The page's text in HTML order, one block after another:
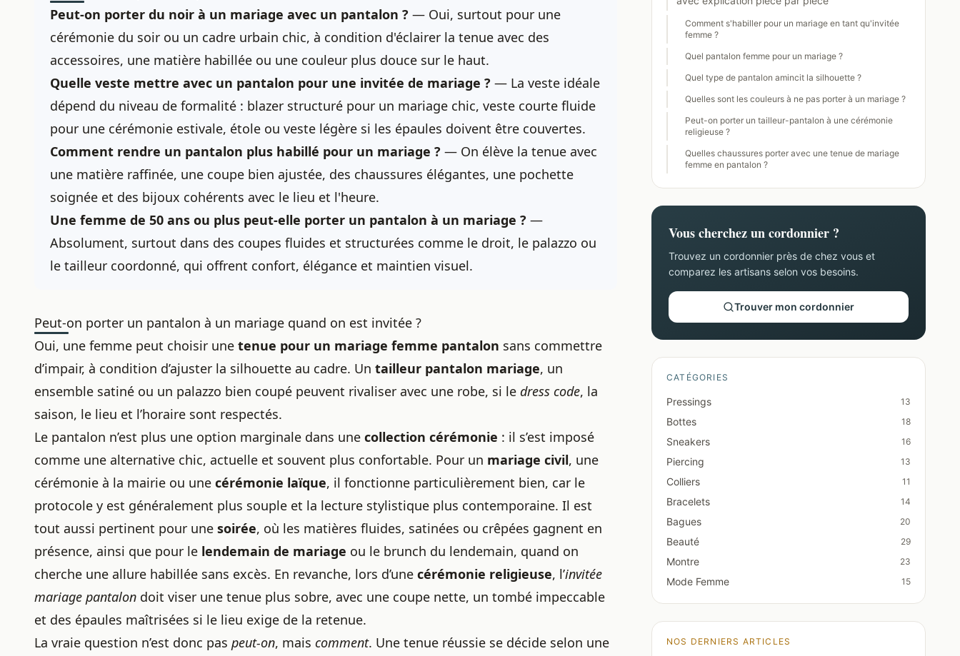
Peut-on porter du noir à un mariage avec un pantalon ? — Oui, surtout pour une
cérémonie du soir ou un cadre urbain chic, à condition d'éclairer la tenue avec des
accessoires, une matière habillée ou une couleur plus douce sur le haut.
Quelle veste mettre avec un pantalon pour une invitée de mariage ? — La veste idéale
dépend du niveau de formalité : blazer structuré pour un mariage chic, veste courte fluide
pour une cérémonie estivale, étole ou veste légère si les épaules doivent être couvertes.
Comment rendre un pantalon plus habillé pour un mariage ? — On élève la tenue avec
une matière raffinée, une coupe bien ajustée, des chaussures élégantes, une pochette
soignée et des bijoux cohérents avec le lieu et l'heure.
Une femme de 50 ans ou plus peut-elle porter un pantalon à un mariage ? —
Absolument, surtout dans des coupes fluides et structurées comme le droit, le palazzo ou
le tailleur coordonné, qui offrent confort, élégance et maintien visuel.
Peut-on porter un pantalon à un mariage quand on est invitée ?
Oui, une femme peut choisir une tenue pour un mariage femme pantalon sans commettre
d’impair, à condition d’ajuster la silhouette au cadre. Un tailleur pantalon mariage, un
ensemble satiné ou un palazzo bien coupé peuvent rivaliser avec une robe, si le dress code, la
saison, le lieu et l’horaire sont respectés.
Le pantalon n’est plus une option marginale dans une collection cérémonie : il s’est imposé
comme une alternative chic, actuelle et souvent plus confortable. Pour un mariage civil, une
cérémonie à la mairie ou une cérémonie laïque, il fonctionne particulièrement bien, car le
protocole y est généralement plus souple et la lecture stylistique plus contemporaine. Il est
tout aussi pertinent pour une soirée, où les matières fluides, satinées ou crêpées gagnent en
présence, ainsi que pour le lendemain de mariage ou le brunch du lendemain, quand on
cherche une allure habillée sans excès. En revanche, lors d’une cérémonie religieuse, l’invitée
mariage pantalon doit viser une tenue plus sobre, avec une coupe nette, un tombé impeccable
et des épaules maîtrisées si le lieu exige de la retenue.
La vraie question n’est donc pas peut-on, mais comment. Une tenue réussie se décide selon une
Comment s'habiller pour un mariage en tant qu'invitée
femme ?
Quel pantalon femme pour un mariage ?
Quel type de pantalon amincit la silhouette ?
Quelles sont les couleurs à ne pas porter à un mariage ?
Peut-on porter un tailleur-pantalon à une cérémonie
religieuse ?
Quelles chaussures porter avec une tenue de mariage
femme en pantalon ?
Vous cherchez un cordonnier ?
Trouvez un cordonnier près de chez vous et
comparez les artisans selon vos besoins.
Trouver mon cordonnier
CATÉGORIES
Pressings 13
Bottes 18
Sneakers 16
Piercing 13
Colliers 11
Bracelets 14
Bagues 20
Beauté 29
Montre 23
Mode Femme 15
NOS DERNIERS ARTICLES